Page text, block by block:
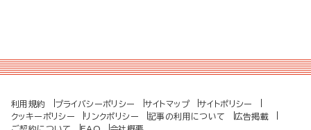
利用規約 プライバシーポリシー サイトマップ
サイトポリシー
クッキーポリシー
リンクポリシー 記事の利用について
広告掲載